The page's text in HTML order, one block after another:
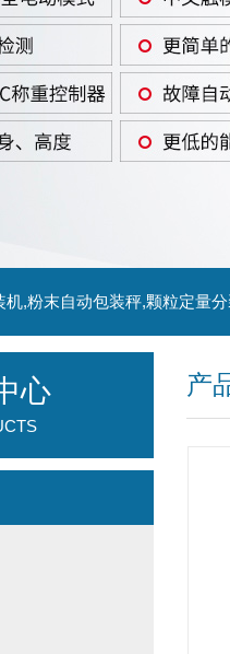
,粉末自动包装秤,颗粒定量
产
心